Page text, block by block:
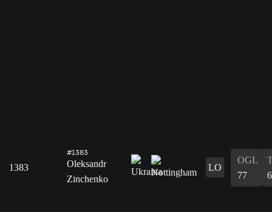
1383
#1383
Oleksandr
Zinchenko
LO
OGL
77